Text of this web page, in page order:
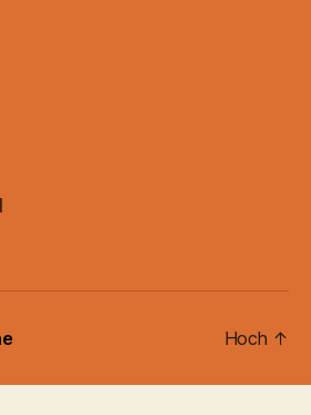
Hoch ↑